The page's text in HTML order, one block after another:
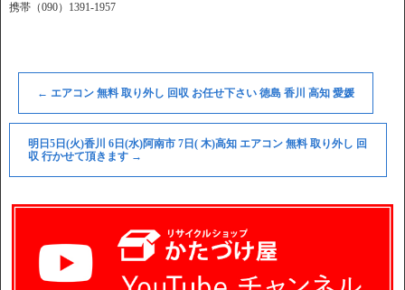
携帯（090）1391-1957
← エアコン 無料 取り外し 回収 お任せ下さい 徳島 香川 高知 愛媛
明日5日(火)香川 6日(水)阿南市 7日( 木)高知 エアコン 無料 取り外し 回
収 行かせて頂きます →